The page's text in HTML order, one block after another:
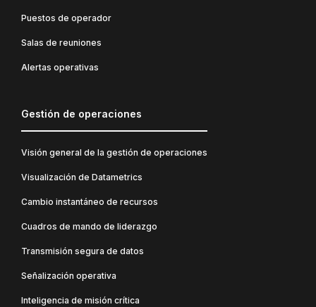
Puestos de operador
Salas de reuniones
Alertas operativas
Gestión de operaciones
Visión general de la gestión de operaciones
Visualización de Datametrics
Cambio instantáneo de recursos
Cuadros de mando de liderazgo
Transmisión segura de datos
Señalización operativa
Inteligencia de misión crítica